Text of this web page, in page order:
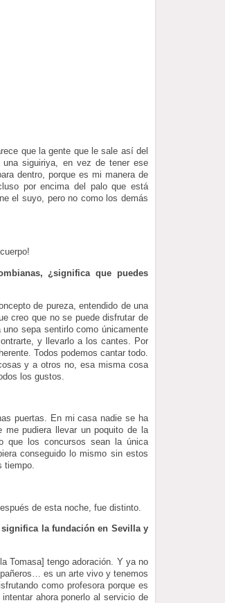
que la gente que le sale así del
siguiriya, en vez de tener ese
dentro, porque es mi manera de
por encima del palo que está
el suyo, pero no como los demás
¿significa que puedes
de pureza, entendido de una
creo que no se puede disfrutar de
sepa sentirlo como únicamente
y llevarlo a los cantes. Por
Todos podemos cantar todo.
y a otros no, esa misma cosa
los gustos.
puertas. En mi casa nadie se ha
me pudiera llevar un poquito de la
que los concursos sean la única
conseguido lo mismo sin estos
tiempo.
de esta noche, fue distinto.
la fundación en Sevilla y
Tomasa] tengo adoración. Y ya no
es un arte vivo y tenemos
como profesora porque es
ahora ponerlo al servicio de